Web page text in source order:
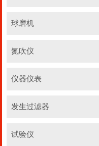
球磨机
氮吹仪
仪器仪表
发生过滤器
试验仪